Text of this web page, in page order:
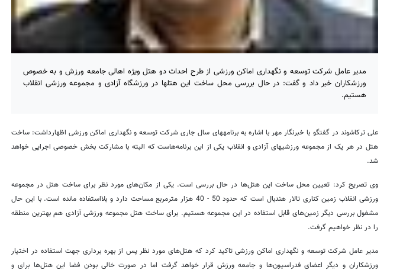
مدیر عامل شرکت توسعه و نگهداری اماکن ورزشی از طرح احداث دو هتل ویژه اهالی جامعه ورزش و به خصوص
ورزشکاران خبر داد و گفت: در حال بررسی محل ساخت این هتل‎ها در ورزشگاه آزادی و مجموعه ورزشی انقلاب
هستیم.
علی ترکاشوند در گفتگو با خبرنگار مهر با اشاره به برنامه‎های سال جاری شرکت توسعه و نگهداری اماکن ورزشی اظهارداشت: ساخت
هتل در هر یک از مجموعه ورزشی‎های آزادی و انقلاب یکی از این برنامه‌هاست که البته با مشارکت بخش خصوصی اجرایی خواهد
شد.
وی تصریح کرد: تعیین محل ساخت این هتل‌ها در حال بررسی است. یکی از مکان‌های مورد نظر برای ساخت هتل در مجموعه
ورزشی انقلاب زمین کناری تالار هندبال است که حدود 50 - 40 هزار مترمربع مساحت دارد و بلااستفاده مانده است. با این حال
مشغول بررسی دیگر زمین‌های قابل استفاده در این مجموعه هستیم. برای ساخت هتل مجموعه ورزشی آزادی هم بهترین منطقه
را در نظر خواهیم گرفت.
مدیر عامل شرکت توسعه و نگهداری اماکن ورزشی تاکید کرد که هتل‌های مورد نظر پس از بهره برداری جهت استفاده در اختیار
ورزشکاران و دیگر اعضای فدراسیون‌ها و جامعه ورزش قرار خواهد گرفت اما در صورت خالی بودن فضا این هتل‌ها برای و